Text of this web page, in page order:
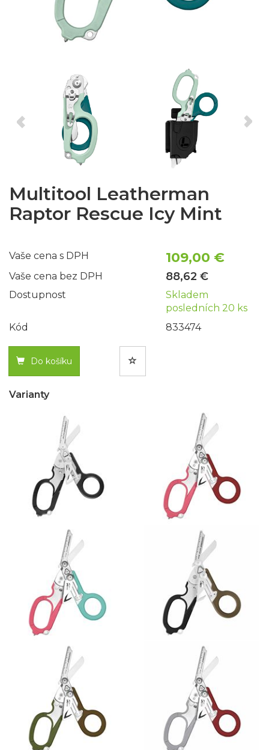
Multitool Leatherman
Raptor Rescue Icy Mint
Vaše cena s DPH 109,00 €
Vaše cena bez DPH 88,62 €
Dostupnost
Skladem
posledních 20 ks
Kód
833474
Do košíku
Varianty